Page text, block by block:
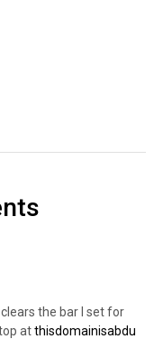
the bar I set for
atthisdomainisabdu